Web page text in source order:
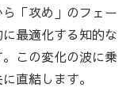
「攻め」のフェー
最適化する知的な
この変化の波に乗
直結します。